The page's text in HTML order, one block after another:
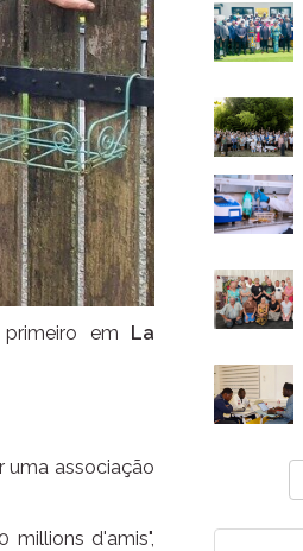
em La
uma associação
d'amis",